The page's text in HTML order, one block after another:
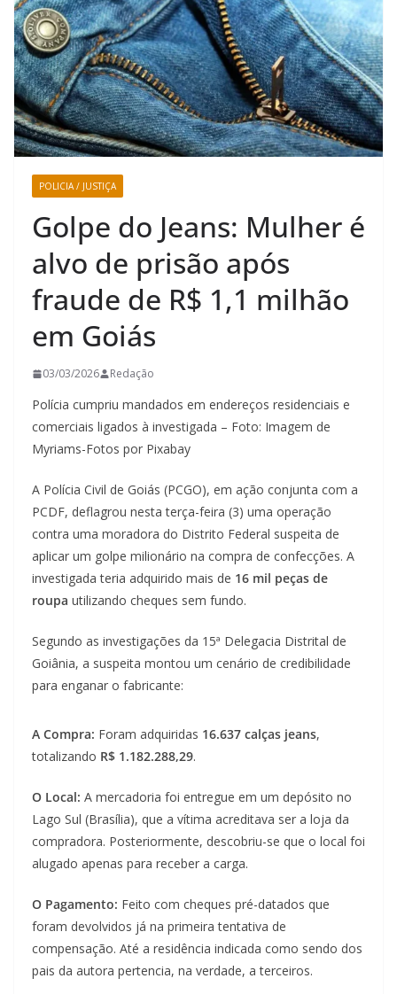
POLICIA / JUSTIÇA
Golpe do Jeans: Mulher é
alvo de prisão após
fraude de R$ 1,1 milhão
em Goiás
03/03/2026 Redação
Polícia cumpriu mandados em endereços residenciais e
comerciais ligados à investigada – Foto: Imagem de
Myriams-Fotos por Pixabay
A Polícia Civil de Goiás (PCGO), em ação conjunta com a
PCDF, deflagrou nesta terça-feira (3) uma operação
contra uma moradora do Distrito Federal suspeita de
aplicar um golpe milionário na compra de confecções. A
investigada teria adquirido mais de 16 mil peças de
roupa utilizando cheques sem fundo.
Segundo as investigações da 15ª Delegacia Distrital de
Goiânia, a suspeita montou um cenário de credibilidade
para enganar o fabricante:
A Compra: Foram adquiridas 16.637 calças jeans,
totalizando R$ 1.182.288,29.
O Local: A mercadoria foi entregue em um depósito no
Lago Sul (Brasília), que a vítima acreditava ser a loja da
compradora. Posteriormente, descobriu-se que o local foi
alugado apenas para receber a carga.
O Pagamento: Feito com cheques pré-datados que
foram devolvidos já na primeira tentativa de
compensação. Até a residência indicada como sendo dos
pais da autora pertencia, na verdade, a terceiros.